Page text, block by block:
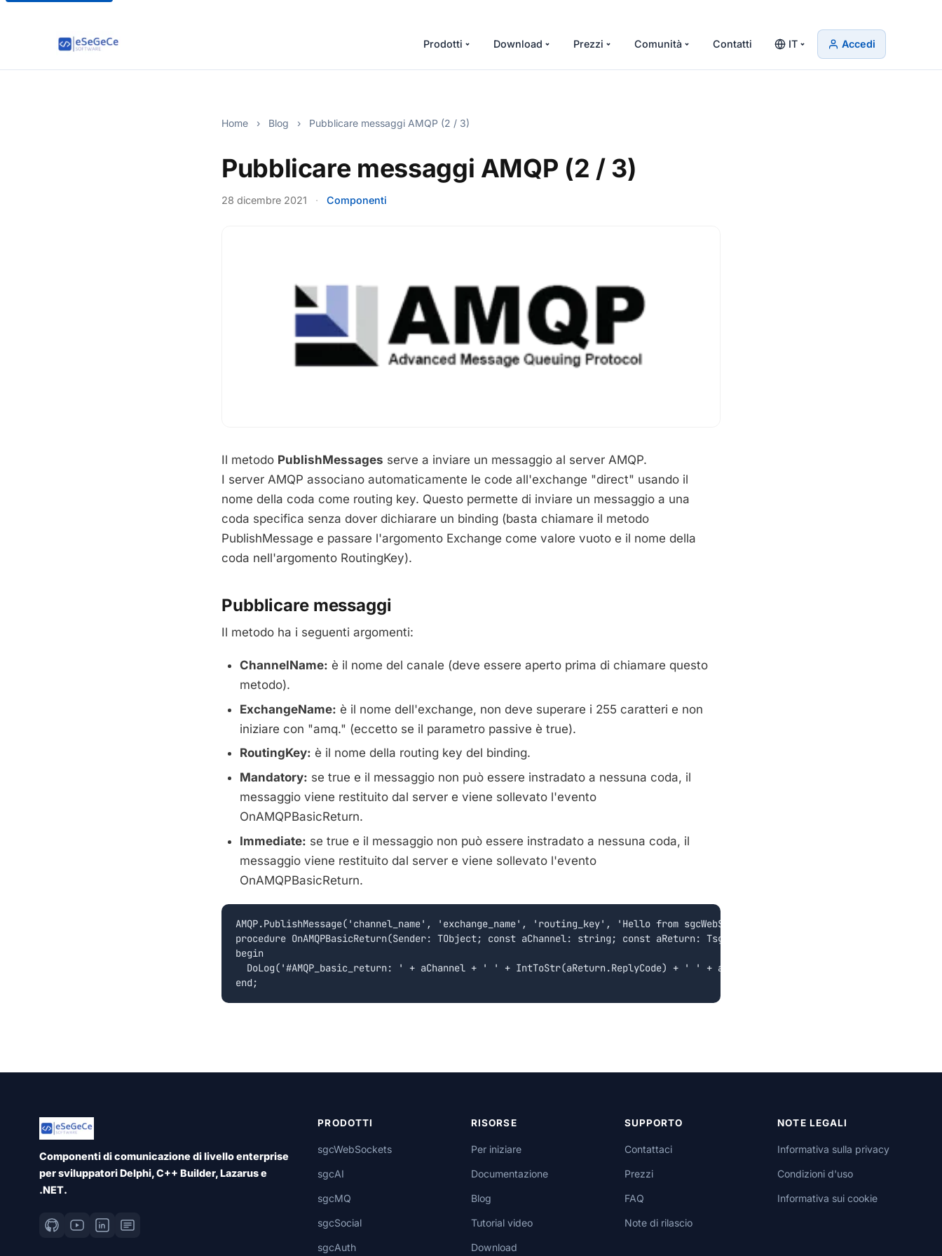
Prodotti Download Prezzi Comunità Contatti IT Accedi
Home › Blog › Pubblicare messaggi AMQP (2 / 3)
Pubblicare messaggi AMQP (2 / 3)
28 dicembre 2021 · Componenti
Il metodo PublishMessages serve a inviare un messaggio al server AMQP.
I server AMQP associano automaticamente le code all'exchange "direct" usando il
nome della coda come routing key. Questo permette di inviare un messaggio a una
coda specifica senza dover dichiarare un binding (basta chiamare il metodo
PublishMessage e passare l'argomento Exchange come valore vuoto e il nome della
coda nell'argomento RoutingKey).
Pubblicare messaggi
Il metodo ha i seguenti argomenti:
ChannelName: è il nome del canale (deve essere aperto prima di chiamare questo
metodo).
ExchangeName: è il nome dell'exchange, non deve superare i 255 caratteri e non
iniziare con "amq." (eccetto se il parametro passive è true).
RoutingKey: è il nome della routing key del binding.
Mandatory: se true e il messaggio non può essere instradato a nessuna coda, il
messaggio viene restituito dal server e viene sollevato l'evento
OnAMQPBasicReturn.
Immediate: se true e il messaggio non può essere instradato a nessuna coda, il
messaggio viene restituito dal server e viene sollevato l'evento
OnAMQPBasicReturn.
AMQP.PublishMessage('channel_name', 'exchange_name', 'routing_key', 'Hello from sgcWebSockets!!!');
procedure OnAMQPBasicReturn(Sender: TObject; const aChannel: string; const aReturn: TsgcAMQPFramePayload_Method_BasicReturn;
begin
DoLog('#AMQP_basic_return: ' + aChannel + ' ' + IntToStr(aReturn.ReplyCode) + ' ' + aReturn.ReplyText + ' ' +
Componenti di comunicazione di livello enterprise
per sviluppatori Delphi, C++ Builder, Lazarus e
.NET.
PRODOTTI
sgcWebSockets
sgcAI
sgcMQ
sgcSocial
sgcAuth
RISORSE
Per iniziare
Documentazione
Blog
Tutorial video
Download
SUPPORTO
Contattaci
Prezzi
FAQ
Note di rilascio
NOTE LEGALI
Informativa sulla privacy
Condizioni d'uso
Informativa sui cookie